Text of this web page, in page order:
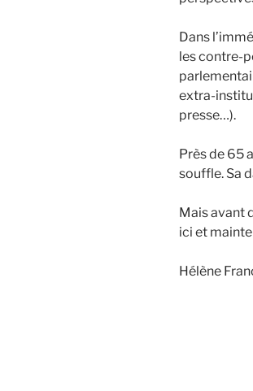
Dans
les contre-
extra-
presse…).
Près de 65
souffle. Sa
Mais avant
ici et
Hélène